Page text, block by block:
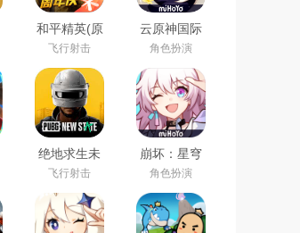
和平精英(原
刺激战场)官
方最新版
飞行射击
云原神国际
版app下载
2026最新版
角色扮演
绝地求生未
来之役手游
国际服下载
正版
飞行射击
崩坏：星穹
铁道官方手
游下载安卓
最新版
角色扮演